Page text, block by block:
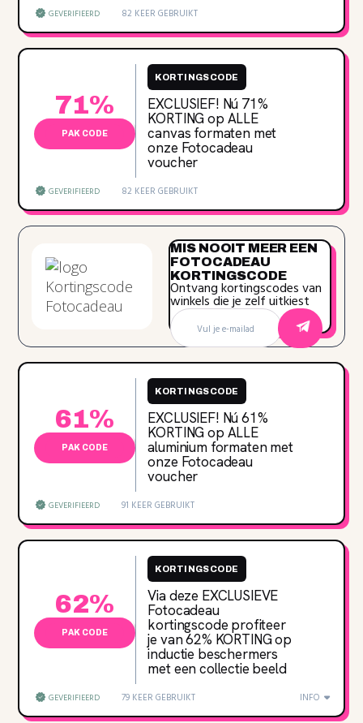
GEVERIFIEERD 82 KEER GEBRUIKT
71%
PAK CODE
KORTINGSCODE
EXCLUSIEF! Nú 71‌%
KORTING op ALLE
canvas formaten met
onze Fotocadeau
voucher
GEVERIFIEERD 82 KEER GEBRUIKT
MIS NOOIT MEER EEN
FOTOCADEAU
KORTINGSCODE
Ontvang kortingscodes van
winkels die je zelf uitkiest
61%
PAK CODE
KORTINGSCODE
EXCLUSIEF! Nú 61‌%
KORTING op ALLE
aluminium formaten met
onze Fotocadeau
voucher
GEVERIFIEERD 91 KEER GEBRUIKT
62%
PAK CODE
KORTINGSCODE
Via deze EXCLUSIEVE
Fotocadeau
kortingscode profiteer
je van 62‌% KORTING op
inductie beschermers
met een collectie beeld
GEVERIFIEERD 79 KEER GEBRUIKT INFO